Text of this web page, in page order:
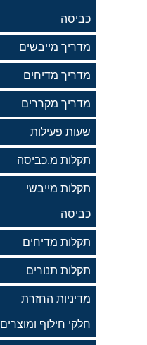
כביסה
מדריך מייבשים
מדריך מדיחים
מדריך מקררים
שעות פעילות
תקלות מ.כביסה
תקלות מייבשי
כביסה
תקלות מדיחים
תקלות תנורים
מדיניות החזרת
חלקי חילוף ומוצרים